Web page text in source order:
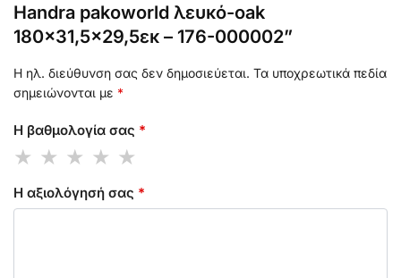
Handra pakoworld λευκό-oak
180×31,5×29,5εκ – 176-000002”
Η ηλ. διεύθυνση σας δεν δημοσιεύεται. Τα υποχρεωτικά πεδία
σημειώνονται με *
Η βαθμολογία σας *
Η αξιολόγησή σας *